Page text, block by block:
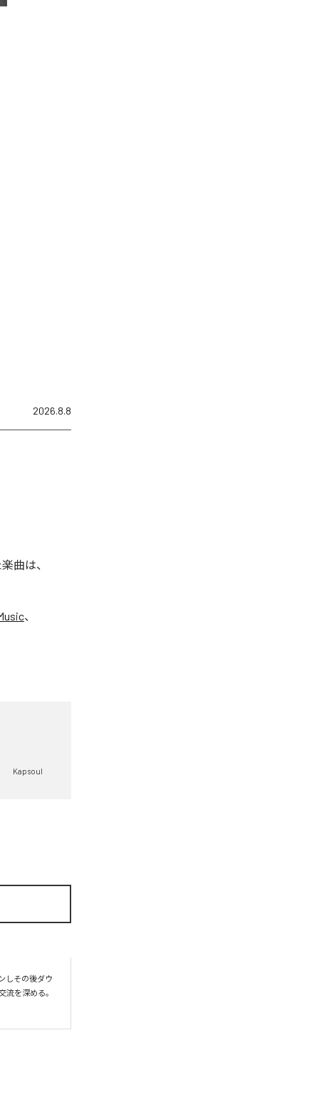
2026.8.8
曲は、
、
Kapsoul
しその後ダウ
流を深める。